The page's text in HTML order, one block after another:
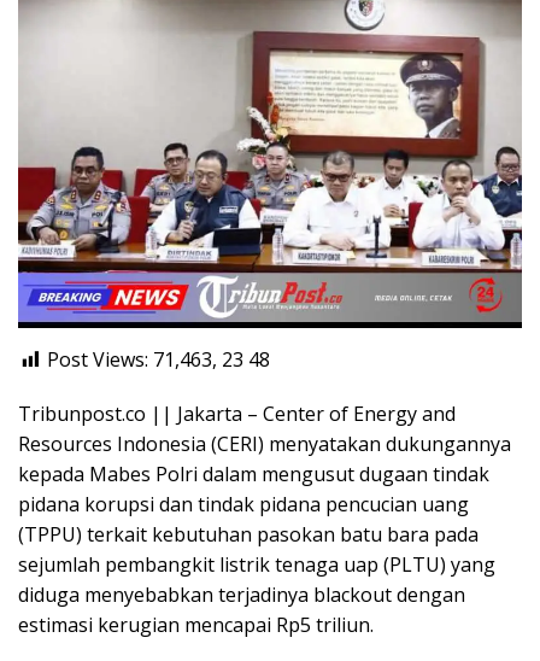
Post Views: 71,463, 23 48
Tribunpost.co || Jakarta – Center of Energy and
Resources Indonesia (CERI) menyatakan dukungannya
kepada Mabes Polri dalam mengusut dugaan tindak
pidana korupsi dan tindak pidana pencucian uang
(TPPU) terkait kebutuhan pasokan batu bara pada
sejumlah pembangkit listrik tenaga uap (PLTU) yang
diduga menyebabkan terjadinya blackout dengan
estimasi kerugian mencapai Rp5 triliun.